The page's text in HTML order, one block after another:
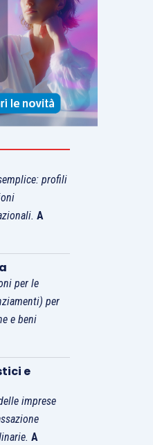
profili
A
per le
per
e beni
e
imprese
A